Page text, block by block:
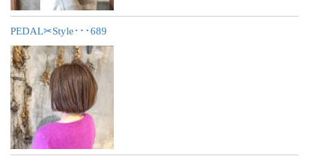
PEDAL✂︎Style･･･689